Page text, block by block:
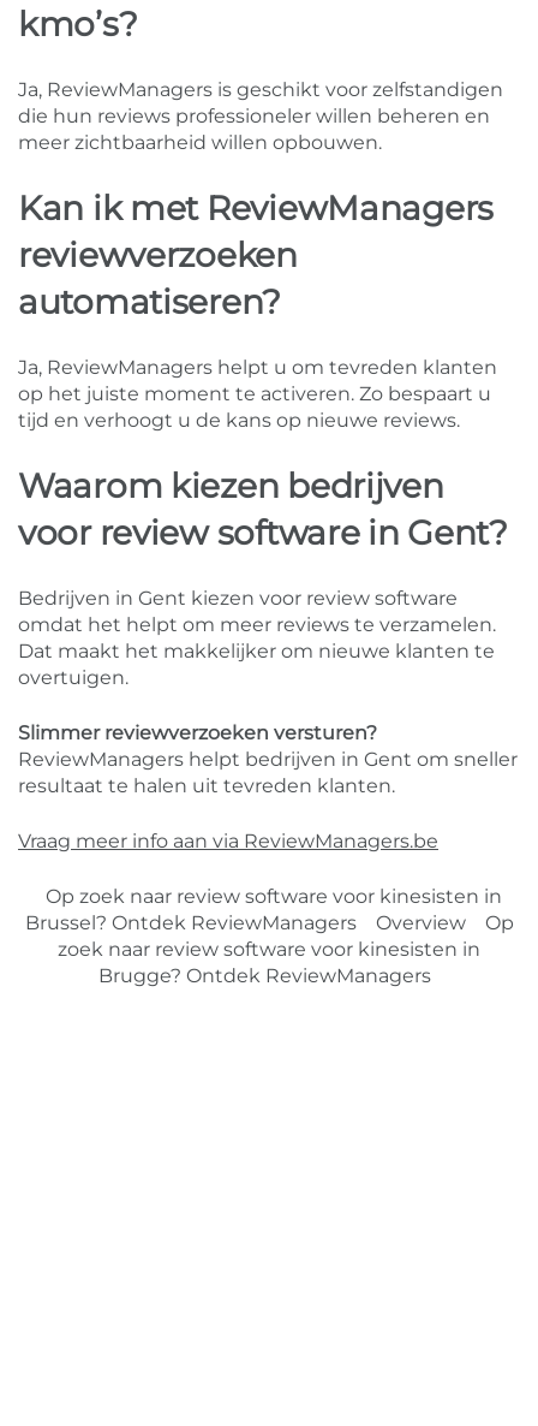
kmo’s?
Ja, ReviewManagers is geschikt voor zelfstandigen
die hun reviews professioneler willen beheren en
meer zichtbaarheid willen opbouwen.
Kan ik met ReviewManagers
reviewverzoeken
automatiseren?
Ja, ReviewManagers helpt u om tevreden klanten
op het juiste moment te activeren. Zo bespaart u
tijd en verhoogt u de kans op nieuwe reviews.
Waarom kiezen bedrijven
voor review software in Gent?
Bedrijven in Gent kiezen voor review software
omdat het helpt om meer reviews te verzamelen.
Dat maakt het makkelijker om nieuwe klanten te
overtuigen.
Slimmer reviewverzoeken versturen?
ReviewManagers helpt bedrijven in Gent om sneller
resultaat te halen uit tevreden klanten.
Vraag meer info aan via ReviewManagers.be
Op zoek naar review software voor kinesisten in
Brussel? Ontdek ReviewManagers
Overview
Op
zoek naar review software voor kinesisten in
Brugge? Ontdek ReviewManagers